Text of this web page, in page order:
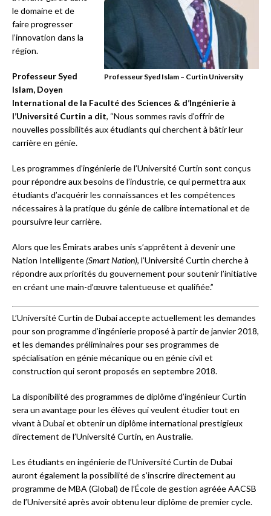
Professeur Syed Islam – Curtin University
le domaine et de
faire progresser
l’innovation dans la
région.
Professeur Syed
Islam, Doyen
International de la Faculté des Sciences & d’Ingénierie à
l’Université Curtin a dit, “Nous sommes ravis d’offrir de
nouvelles possibilités aux étudiants qui cherchent à bâtir leur
carrière en génie.
Les programmes d’ingénierie de l’Université Curtin sont conçus
pour répondre aux besoins de l’industrie, ce qui permettra aux
étudiants d’acquérir les connaissances et les compétences
nécessaires à la pratique du génie de calibre international et de
poursuivre leur carrière.
Alors que les Émirats arabes unis s’apprêtent à devenir une
Nation Intelligente(Smart Nation), l’Université Curtin cherche à
répondre aux priorités du gouvernement pour soutenir l’initiative
en créant une main-d’œuvre talentueuse et qualifiée.”
L’Université Curtin de Dubai accepte actuellement les demandes
pour son programme d’ingénierie proposé à partir de janvier 2018,
et les demandes préliminaires pour ses programmes de
spécialisation en génie mécanique ou en génie civil et
construction qui seront proposés en septembre 2018.
La disponibilité des programmes de diplôme d’ingénieur Curtin
sera un avantage pour les élèves qui veulent étudier tout en
vivant à Dubai et obtenir un diplôme international prestigieux
directement de l’Université Curtin, en Australie.
Les étudiants en ingénierie de l’Université Curtin de Dubai
auront également la possibilité de s’inscrire directement au
programme de MBA (Global) de l’École de gestion agréée AACSB
de l’Université après avoir obtenu leur diplôme de premier cycle.